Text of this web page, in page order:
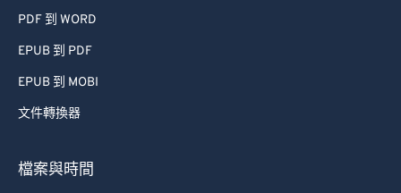
PDF 到 WORD
EPUB 到 PDF
EPUB 到 MOBI
文件轉換器
檔案與時間